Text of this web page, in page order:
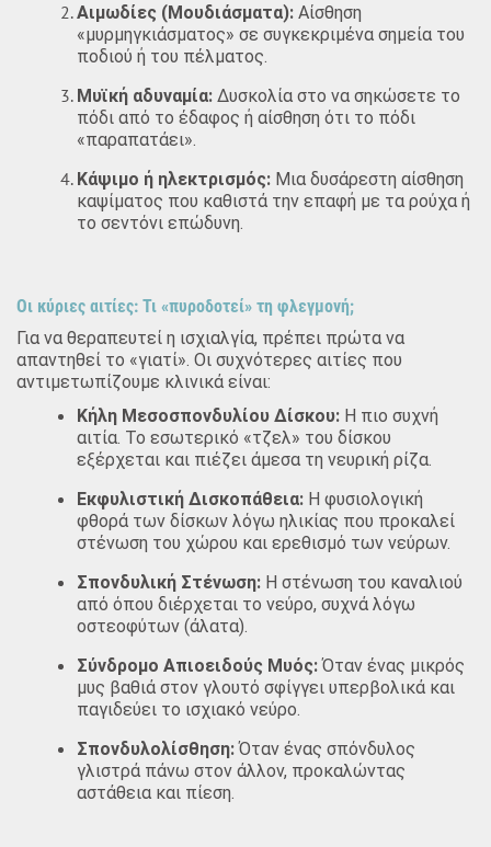
Αιμωδίες (Μουδιάσματα): Αίσθηση
«μυρμηγκιάσματος» σε συγκεκριμένα σημεία του
ποδιού ή του πέλματος.
Μυϊκή αδυναμία: Δυσκολία στο να σηκώσετε το
πόδι από το έδαφος ή αίσθηση ότι το πόδι
«παραπατάει».
Κάψιμο ή ηλεκτρισμός: Μια δυσάρεστη αίσθηση
καψίματος που καθιστά την επαφή με τα ρούχα ή
το σεντόνι επώδυνη.
Οι κύριες αιτίες: Τι «πυροδοτεί» τη φλεγμονή;
Για να θεραπευτεί η ισχιαλγία, πρέπει πρώτα να
απαντηθεί το «γιατί». Οι συχνότερες αιτίες που
αντιμετωπίζουμε κλινικά είναι:
Κήλη Μεσοσπονδυλίου Δίσκου: Η πιο συχνή
αιτία. Το εσωτερικό «τζελ» του δίσκου
εξέρχεται και πιέζει άμεσα τη νευρική ρίζα.
Εκφυλιστική Δισκοπάθεια: Η φυσιολογική
φθορά των δίσκων λόγω ηλικίας που προκαλεί
στένωση του χώρου και ερεθισμό των νεύρων.
Σπονδυλική Στένωση: Η στένωση του καναλιού
από όπου διέρχεται το νεύρο, συχνά λόγω
οστεοφύτων (άλατα).
Σύνδρομο Απιοειδούς Μυός:Όταν ένας μικρός
μυς βαθιά στον γλουτό σφίγγει υπερβολικά και
παγιδεύει το ισχιακό νεύρο.
Σπονδυλολίσθηση:Όταν ένας σπόνδυλος
γλιστρά πάνω στον άλλον, προκαλώντας
αστάθεια και πίεση.